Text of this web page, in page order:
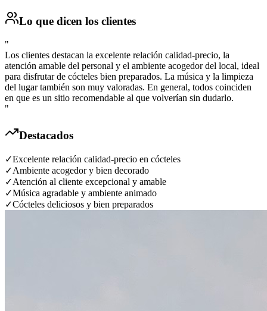
Lo que dicen los clientes
"
Los clientes destacan la excelente relación calidad-precio, la
atención amable del personal y el ambiente acogedor del local, ideal
para disfrutar de cócteles bien preparados. La música y la limpieza
del lugar también son muy valoradas. En general, todos coinciden
en que es un sitio recomendable al que volverían sin dudarlo.
"
Destacados
✓Excelente relación calidad-precio en cócteles
✓Ambiente acogedor y bien decorado
✓Atención al cliente excepcional y amable
✓Música agradable y ambiente animado
✓Cócteles deliciosos y bien preparados